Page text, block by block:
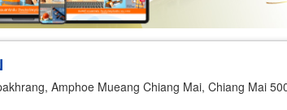
Amphoe Mueang Chiang Mai, Chiang Mai